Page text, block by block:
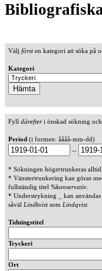
Välj försten kategori att söka på
Kategori
Fyll därefteri önskad sökning
Period (i formen: åååå-mm-dd)
--
* Sökningen högertrunkeras
* Vänstertrunkering kan göras
fullständig titel %konservativ
* Understrykning _ kan användas
såväl Lindkvistsom Lindqvist.
Tidningstitel
Tryckeri
Ort